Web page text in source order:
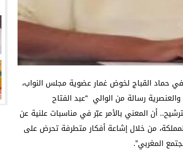
القباج لخوض غمار عضوية مجلس النواب،
رسالة من الوالي “عبد الفتاح
أن المعني بالأمر عبّر في مناسبات علنية عن
من خلال إشاعة أفكار متطرفة تحرض على
المغربي”.